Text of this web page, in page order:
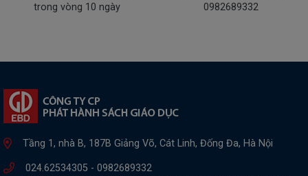
trong vòng 10 ngày 0982689332
Tầng 1, nhà B, 187B Giảng Võ, Cát Linh, Đống Đa, Hà Nội
024.62534305 - 0982689332